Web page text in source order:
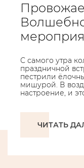
С самого утра
праздничной
пестрили
мишурой. В
настроение, и
ЧИТАТЬ